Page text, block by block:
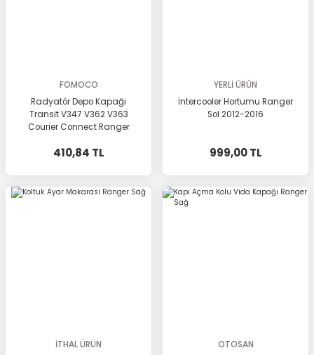
FOMOCO
Radyatör Depo Kapağı
Transit V347 V362 V363
Courier Connect Ranger
410,84 TL
YERLİ ÜRÜN
İntercooler Hortumu Ranger
Sol 2012-2016
999,00 TL
İTHAL ÜRÜN
OTOSAN